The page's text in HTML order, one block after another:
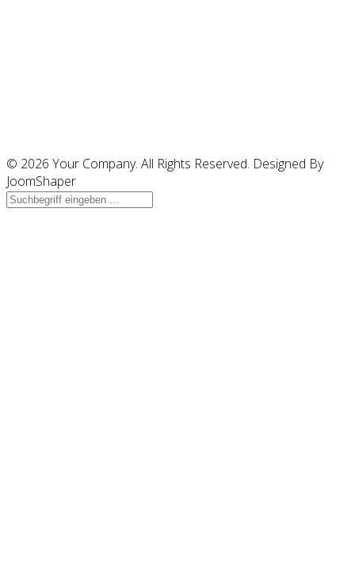
© 2026 Your Company. All Rights Reserved. Designed By
JoomShaper